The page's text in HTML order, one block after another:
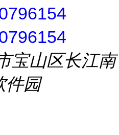
宝山区长江南
件园